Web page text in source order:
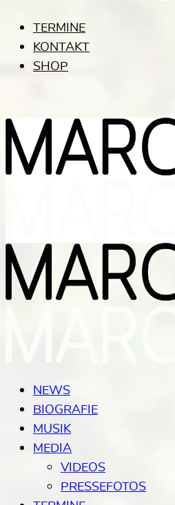
TERMINE
KONTAKT
SHOP
NEWS
BIOGRAFIE
MUSIK
MEDIA
VIDEOS
PRESSEFOTOS